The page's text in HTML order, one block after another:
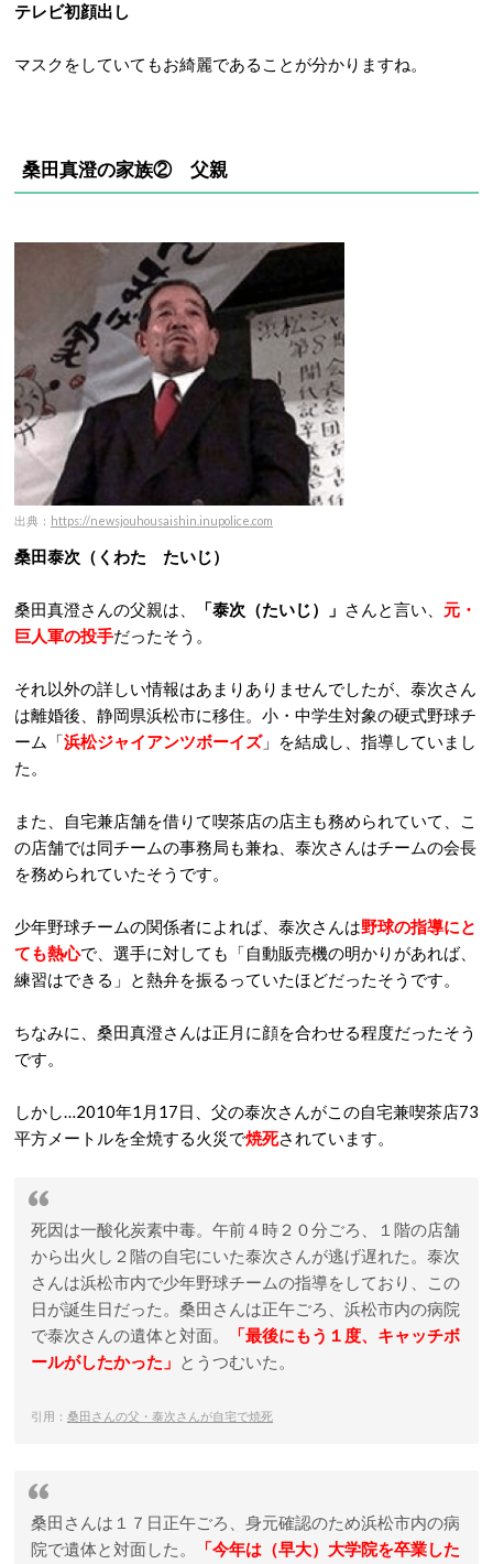
テレビ初顔出し
マスクをしていてもお綺麗であることが分かりますね。
桑田真澄の家族② 父親
出典： https://newsjouhousaishin.inupolice.com
桑田泰次（くわた たいじ）
桑田真澄さんの父親は、 「泰次（たいじ）」 さんと言い、 元・
巨人軍の投手だったそう。
それ以外の詳しい情報はあまりありませんでしたが、泰次さん
は離婚後、静岡県浜松市に移住。小・中学生対象の硬式野球チ
ーム「浜松ジャイアンツボーイズ」を結成し、指導していまし
た。
また、自宅兼店舗を借りて喫茶店の店主も務められていて、こ
の店舗では同チームの事務局も兼ね、泰次さんはチームの会長
を務められていたそうです。
少年野球チームの関係者によれば、泰次さんは野球の指導にと
ても熱心で、選手に対しても「自動販売機の明かりがあれば、
練習はできる」と熱弁を振るっていたほどだったそうです。
ちなみに、桑田真澄さんは正月に顔を合わせる程度だったそう
です。
しかし…2010年1月17日、父の泰次さんがこの自宅兼喫茶店73
平方メートルを全焼する火災で焼死されています。
死因は一酸化炭素中毒。午前４時２０分ごろ、１階の店舗
から出火し２階の自宅にいた泰次さんが逃げ遅れた。泰次
さんは浜松市内で少年野球チームの指導をしており、この
日が誕生日だった。桑田さんは正午ごろ、浜松市内の病院
で泰次さんの遺体と対面。
「最後にもう１度、キャッチボ
ールがしたかった」 とうつむいた。
引用： 桑田さんの父・泰次さんが自宅で焼死
桑田さんは１７日正午ごろ、身元確認のため浜松市内の病
院で遺体と対面した。
「今年は（早大）大学院を卒業した